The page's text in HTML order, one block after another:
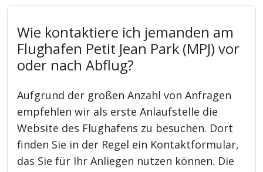
Wie kontaktiere ich jemanden am
Flughafen Petit Jean Park (MPJ) vor
oder nach Abflug?
Aufgrund der großen Anzahl von Anfragen
empfehlen wir als erste Anlaufstelle die
Website des Flughafens zu besuchen. Dort
finden Sie in der Regel ein Kontaktformular,
das Sie für Ihr Anliegen nutzen können. Die